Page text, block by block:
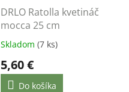
DRLO Ratolla kvetináč
mocca 25 cm
Skladom (7 ks)
5,60 €
Do košíka